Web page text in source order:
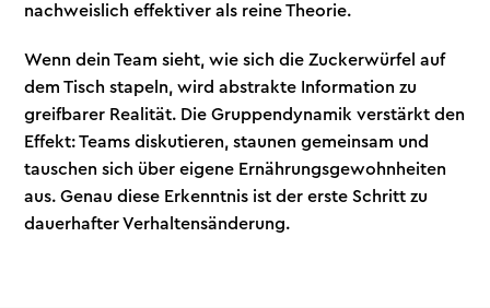
nachweislich effektiver als reine Theorie.
Wenn dein Team sieht, wie sich die Zuckerwürfel auf
dem Tisch stapeln, wird abstrakte Information zu
greifbarer Realität. Die Gruppendynamik verstärkt den
Effekt: Teams diskutieren, staunen gemeinsam und
tauschen sich über eigene Ernährungsgewohnheiten
aus. Genau diese Erkenntnis ist der erste Schritt zu
dauerhafter Verhaltensänderung.